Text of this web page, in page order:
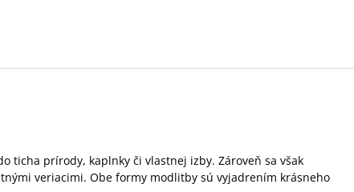
ticha prírody, kaplnky či vlastnej izby. Zároveň sa však
veriacimi. Obe formy modlitby sú vyjadrením krásneho